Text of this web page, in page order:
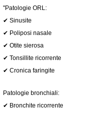
"Patologie ORL:
✔ Sinusite
✔ Poliposi nasale
✔ Otite sierosa
✔ Tonsillite ricorrente
✔ Cronica faringite
Patologie bronchiali:
✔ Bronchite ricorrente